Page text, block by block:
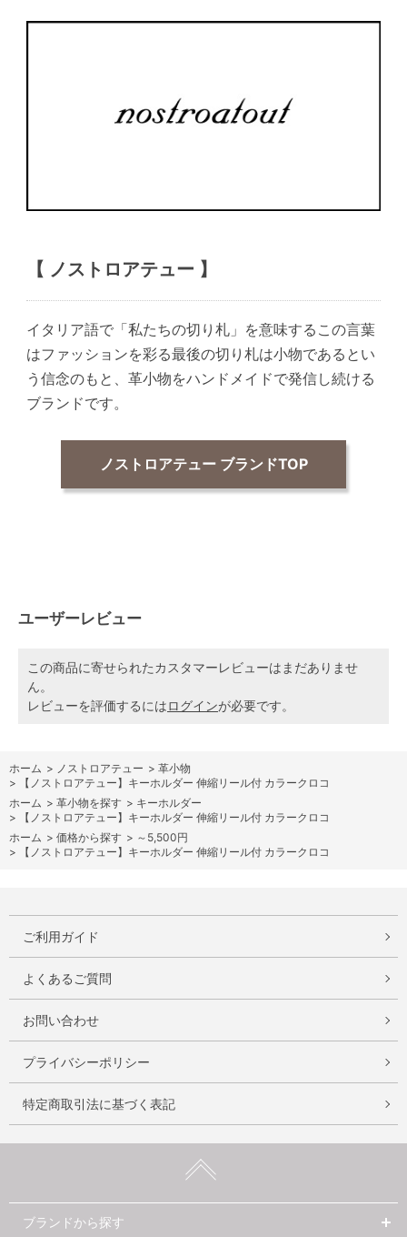
【 ノストロアテュー 】
イタリア語で「私たちの切り札」を意味するこの言葉
はファッションを彩る最後の切り札は小物であるとい
う信念のもと、革小物をハンドメイドで発信し続ける
ブランドです。
ノストロアテュー ブランドTOP
ユーザーレビュー
この商品に寄せられたカスタマーレビューはまだありませ
ん。
レビューを評価するにはログインが必要です。
ホーム > ノストロアテュー > 革小物
>
【ノストロアテュー】キーホルダー 伸縮リール付 カラークロコ
ホーム > 革小物を探す > キーホルダー
>
【ノストロアテュー】キーホルダー 伸縮リール付 カラークロコ
ホーム > 価格から探す > ～5,500円
>
【ノストロアテュー】キーホルダー 伸縮リール付 カラークロコ
ご利用ガイド
よくあるご質問
お問い合わせ
プライバシーポリシー
特定商取引法に基づく表記
ブランドから探す